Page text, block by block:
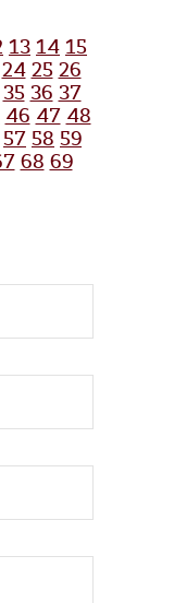
13 14 15
24 25 26
35 36 37
46 47 48
57 58 59
68 69